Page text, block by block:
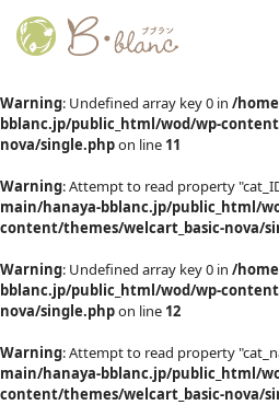
Warning: Undefined array key 0 in /
bblanc.jp/public_html/wod/wp-
nova/single.phpon line 11
Warning: Attempt to read property
main/hanaya-bblanc.jp/public_html/
content/themes/welcart_basic-nova/
Warning: Undefined array key 0 in /
bblanc.jp/public_html/wod/wp-
nova/single.phpon line 12
Warning: Attempt to read property
main/hanaya-bblanc.jp/public_html/
content/themes/welcart_basic-nova/